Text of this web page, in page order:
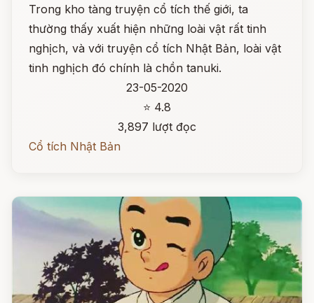
Trong kho tàng truyện cổ tích thế giới, ta
thường thấy xuất hiện những loài vật rất tinh
nghịch, và với truyện cổ tích Nhật Bản, loài vật
tinh nghịch đó chính là chồn tanuki.
23-05-2020
⭐ 4.8
3,897 lượt đọc
Cổ tích Nhật Bản